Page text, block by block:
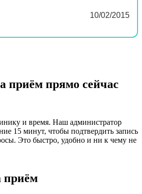
10/02/2015
приём прямо сейчас
и время. Наш администратор
15 минут, чтобы подтвердить запись
Это быстро, удобно и ни к чему не
приём